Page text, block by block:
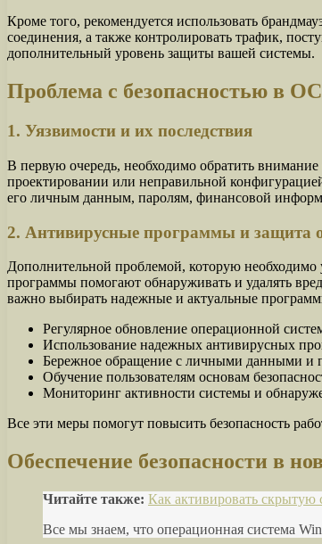
Кроме того, рекомендуется использовать
соединения, а также контролировать трафик,
дополнительный уровень защиты вашей системы.
Проблема с безопасностью в
1. Уязвимости и их последствия
В первую очередь, необходимо обратить
проектировании или неправильной
его личным данным, паролям, финансовой
2. Антивирусные программы и защита
Дополнительной проблемой, которую
программы помогают обнаруживать и удалять
важно выбирать надежные и актуальные
Регулярное обновление операционной
Использование надежных антивирусных
Бережное обращение с личными данными и
Обучение пользователям основам
Мониторинг активности системы и
Все эти меры помогут повысить безопасность
Обеспечение безопасности в
Читайте также: Как активировать
Все мы знаем, что операционная система